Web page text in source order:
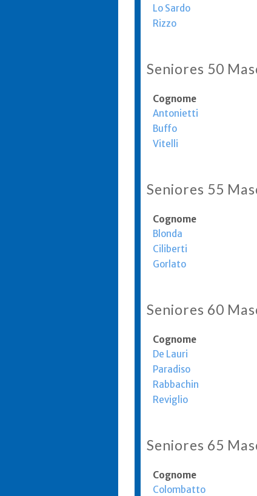
Lo Sardo
Rizzo
Seniores 50
Cognome
Antonietti
Buffo
Vitelli
Seniores 55
Cognome
Blonda
Ciliberti
Gorlato
Seniores 60
Cognome
De Lauri
Paradiso
Rabbachin
Reviglio
Seniores 65
Cognome
Colombatto